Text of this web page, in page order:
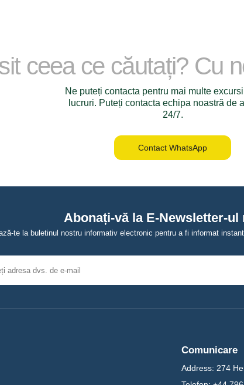
ceea ce căutați? Cu
Ne puteți contacta pentru mai multe
lucruri. Puteți contacta echipa noastră de
24/7.
Contact WhatsApp
Abonați-vă la E-Newsletter-ul
te la buletinul nostru informativ electronic pentru a fi informat
Comunicare
Address: 274